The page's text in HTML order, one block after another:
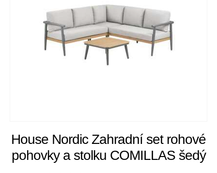
House Nordic Zahradní set rohové
pohovky a stolku COMILLAS šedý